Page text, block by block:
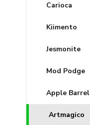
Carioca
Kiimento
Jesmonite
Mod Podge
Apple Barrel
Artmagico